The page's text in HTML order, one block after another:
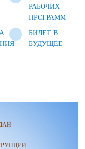
РАБОЧИХ
ПРОГРАММ
БИЛЕТ В
БУДУЩЕЕ